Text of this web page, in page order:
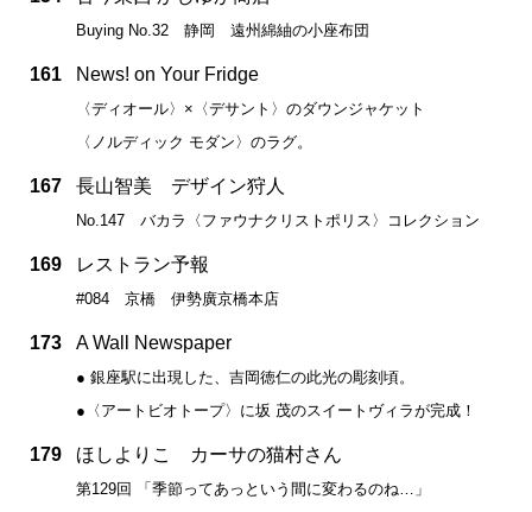
Buying No.32 静岡 遠州綿紬の小座布団
161 News! on Your Fridge
〈ディオール〉×〈デサント〉のダウンジャケット
〈ノルディック モダン〉のラグ。
167 長山智美 デザイン狩人
No.147 バカラ〈ファウナクリストポリス〉コレクション
169 レストラン予報
#084 京橋 伊勢廣京橋本店
173 A Wall Newspaper
● 銀座駅に出現した、吉岡徳仁の此光の彫刻頃。
●〈アートビオトープ〉に坂 茂のスイートヴィラが完成！
179 ほしよりこ カーサの猫村さん
第129回 「季節ってあっという間に変わるのね…」